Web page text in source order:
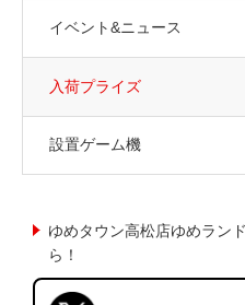
イベント&ニュース
入荷プライズ
設置ゲーム機
ゆめタウン高松店ゆめラン
ら！